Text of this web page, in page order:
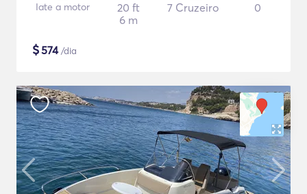
Iate a motor
20 ft
6 m
7 Cruzeiro 0
$574/dia